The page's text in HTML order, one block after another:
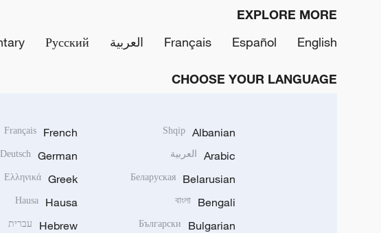
EXPLORE MORE
English
Español
Français العربية Русский
CHOOSE YOUR LANGUAGE
Albanian
Shqip
Arabic العربية
Belarusian
Беларуская
Bengali
বাংলা
Bulgarian
Български
French
Français
German
Deutsch
Greek
Ελληνικά
Hausa
Hausa
Hebrew עברית